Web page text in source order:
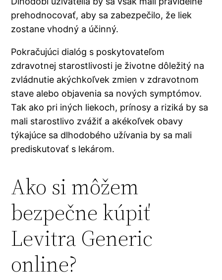
prehodnocovať, aby sa zabezpečilo, že liek
zostane vhodný a účinný.
Pokračujúci dialóg s poskytovateľom
zdravotnej starostlivosti je životne dôležitý na
zvládnutie akýchkoľvek zmien v zdravotnom
stave alebo objavenia sa nových symptómov.
Tak ako pri iných liekoch, prínosy a riziká by sa
mali starostlivo zvážiť a akékoľvek obavy
týkajúce sa dlhodobého užívania by sa mali
prediskutovať s lekárom.
Ako si môžem
bezpečne kúpiť
Levitra Generic
online?